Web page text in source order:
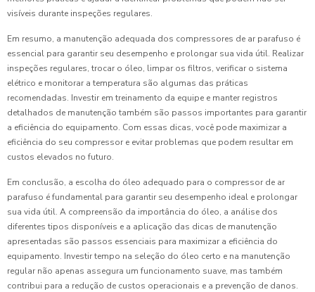
visíveis durante inspeções regulares.
Em resumo, a manutenção adequada dos compressores de ar parafuso é
essencial para garantir seu desempenho e prolongar sua vida útil. Realizar
inspeções regulares, trocar o óleo, limpar os filtros, verificar o sistema
elétrico e monitorar a temperatura são algumas das práticas
recomendadas. Investir em treinamento da equipe e manter registros
detalhados de manutenção também são passos importantes para garantir
a eficiência do equipamento. Com essas dicas, você pode maximizar a
eficiência do seu compressor e evitar problemas que podem resultar em
custos elevados no futuro.
Em conclusão, a escolha do óleo adequado para o compressor de ar
parafuso é fundamental para garantir seu desempenho ideal e prolongar
sua vida útil. A compreensão da importância do óleo, a análise dos
diferentes tipos disponíveis e a aplicação das dicas de manutenção
apresentadas são passos essenciais para maximizar a eficiência do
equipamento. Investir tempo na seleção do óleo certo e na manutenção
regular não apenas assegura um funcionamento suave, mas também
contribui para a redução de custos operacionais e a prevenção de danos.